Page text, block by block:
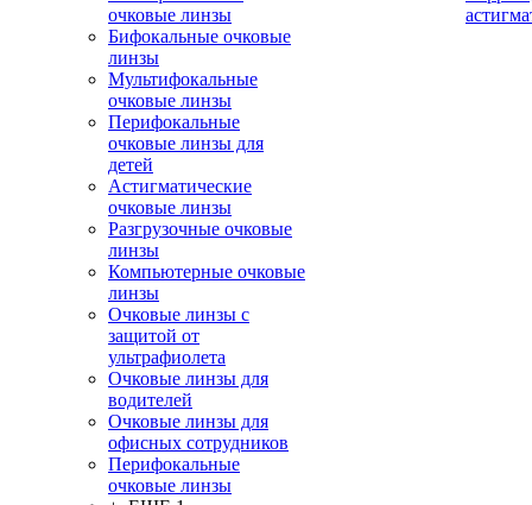
очковые линзы
Бифокальные очковые
линзы
Мультифокальные
очковые линзы
Перифокальные
очковые линзы для
детей
Астигматические
очковые линзы
Разгрузочные очковые
линзы
Компьютерные очковые
линзы
Очковые линзы с
защитой от
ультрафиолета
Очковые линзы для
водителей
Очковые линзы для
офисных сотрудников
Перифокальные
очковые линзы